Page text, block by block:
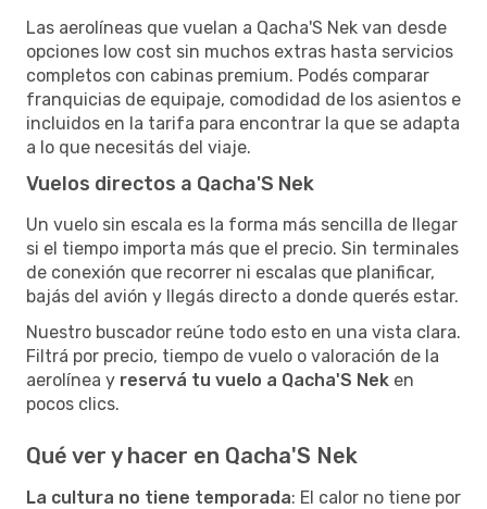
Las aerolíneas que vuelan a Qacha'S Nek van desde
opciones low cost sin muchos extras hasta servicios
completos con cabinas premium. Podés comparar
franquicias de equipaje, comodidad de los asientos e
incluidos en la tarifa para encontrar la que se adapta
a lo que necesitás del viaje.
Vuelos directos a Qacha'S Nek
Un vuelo sin escala es la forma más sencilla de llegar
si el tiempo importa más que el precio. Sin terminales
de conexión que recorrer ni escalas que planificar,
bajás del avión y llegás directo a donde querés estar.
Nuestro buscador reúne todo esto en una vista clara.
Filtrá por precio, tiempo de vuelo o valoración de la
aerolínea y reservá tu vuelo a Qacha'S Nek en
pocos clics.
Qué ver y hacer en Qacha'S Nek
La cultura no tiene temporada: El calor no tiene por